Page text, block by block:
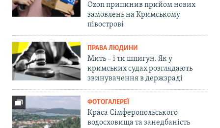
Ozon припинив прийом нових
замовлень на Кримському
півострові
ПРАВА ЛЮДИНИ
Мить – і ти шпигун. Як у
кримських судах розглядають
звинувачення в держзраді
ФОТОГАЛЕРЕЇ
Краса Сімферопольського
водосховища та занедбаність